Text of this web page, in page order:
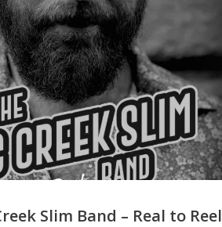
Slim Band – Real to Reel